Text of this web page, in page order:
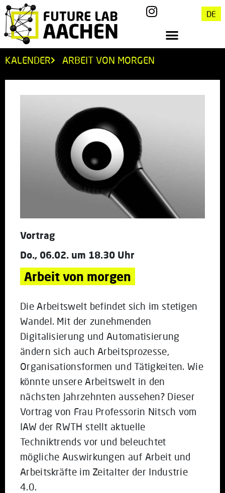
DE
KALENDER ARBEIT VON MORGEN
Vortrag
Do., 06.02. um 18.30 Uhr
Arbeit von morgen
Die Arbeitswelt befindet sich im stetigen
Wandel. Mit der zunehmenden
Digitalisierung und Automatisierung
ändern sich auch Arbeitsprozesse,
Organisationsformen und Tätigkeiten. Wie
könnte unsere Arbeitswelt in den
nächsten Jahrzehnten aussehen? Dieser
Vortrag von Frau Professorin Nitsch vom
IAW der RWTH stellt aktuelle
Techniktrends vor und beleuchtet
mögliche Auswirkungen auf Arbeit und
Arbeitskräfte im Zeitalter der Industrie
4.0.